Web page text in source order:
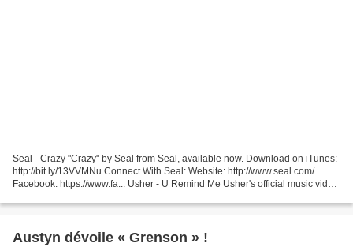
Seal - Crazy "Crazy" by Seal from Seal, available now. Download on iTunes:
http://bit.ly/13VVMNu Connect With Seal: Website: http://www.seal.com/
Facebook: https://www.fa... Usher - U Remind Me Usher's official music video
Austyn dévoile « Grenson » !